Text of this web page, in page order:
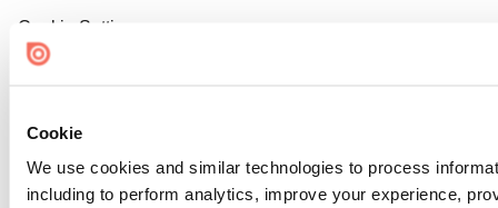
Cookie
We use cookies and similar technologies to process
including to perform analytics, improve your experience,
Cookie Settings